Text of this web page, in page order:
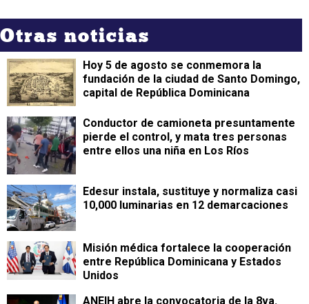
Otras noticias
Hoy 5 de agosto se conmemora la
fundación de la ciudad de Santo Domingo,
capital de República Dominicana
Conductor de camioneta presuntamente
pierde el control, y mata tres personas
entre ellos una niña en Los Ríos
Edesur instala, sustituye y normaliza casi
10,000 luminarias en 12 demarcaciones
Misión médica fortalece la cooperación
entre República Dominicana y Estados
Unidos
ANEIH abre la convocatoria de la 8va.